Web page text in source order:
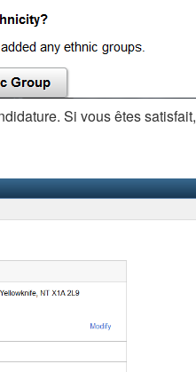
Si vous êtes